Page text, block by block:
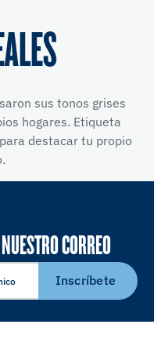
sus tonos grises
hogares. Etiqueta
destacar tu propio
CORREO
Inscríbete